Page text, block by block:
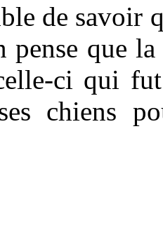
de savoir
pense que
ci qui
chiens